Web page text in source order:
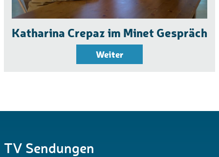
Katharina Crepaz im Minet Gespräch
Weiter
TV Sendungen